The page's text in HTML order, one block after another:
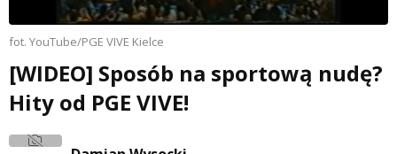
fot. YouTube/PGE VIVE Kielce
[WIDEO] Sposób na sportową nudę?
Hity od PGE VIVE!